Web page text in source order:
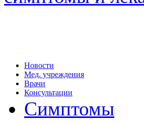
Новости
Мед. учреждения
Врачи
Консультации
Симптомы